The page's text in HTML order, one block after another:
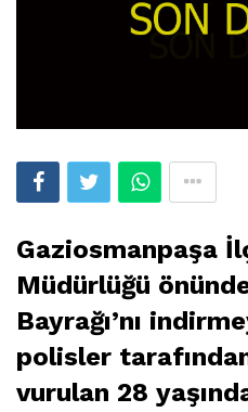
Gaziosmanpaşa
Müdürlüğü
Bayrağı’nı
polisler
vurulan 28